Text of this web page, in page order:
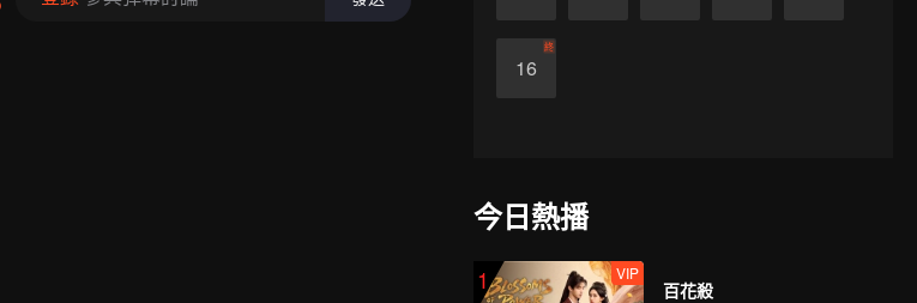
16
終
今日熱播
1 VIP
百花殺